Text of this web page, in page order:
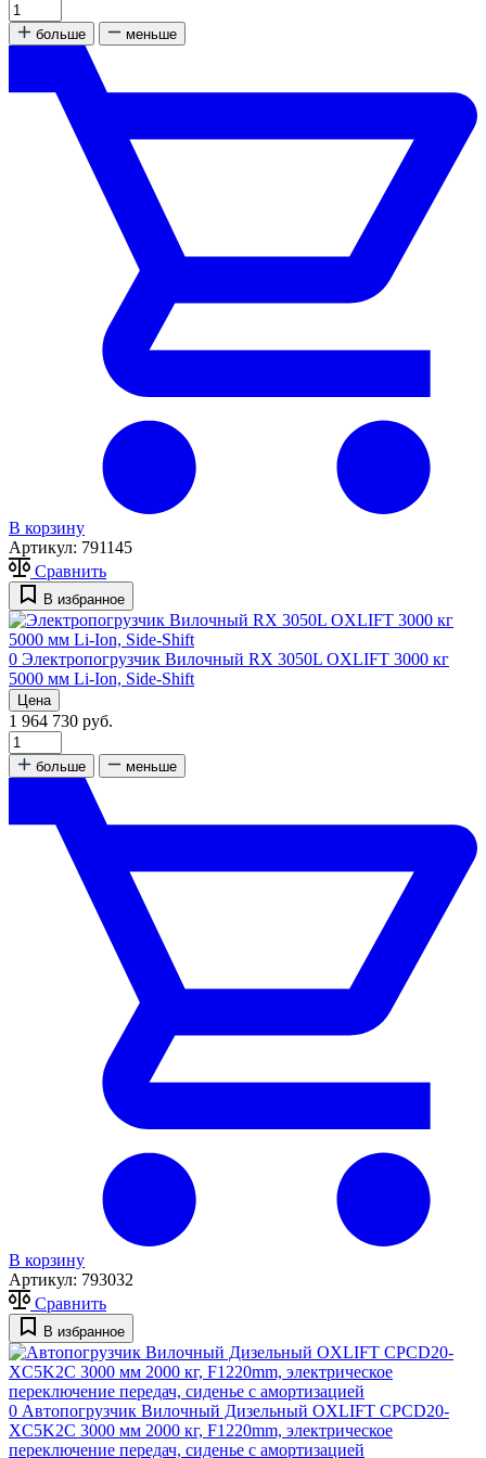
больше меньше
В корзину
Артикул: 791145
Сравнить
В избранное
0 Электропогрузчик Вилочный RX 3050L OXLIFT 3000 кг
5000 мм Li-Ion, Side-Shift
Цена
1 964 730 руб.
больше меньше
В корзину
Артикул: 793032
Сравнить
В избранное
0 Автопогрузчик Вилочный Дизельный OXLIFT CPCD20-
XC5K2C 3000 мм 2000 кг, F1220mm, электрическое
переключение передач, сиденье с амортизацией